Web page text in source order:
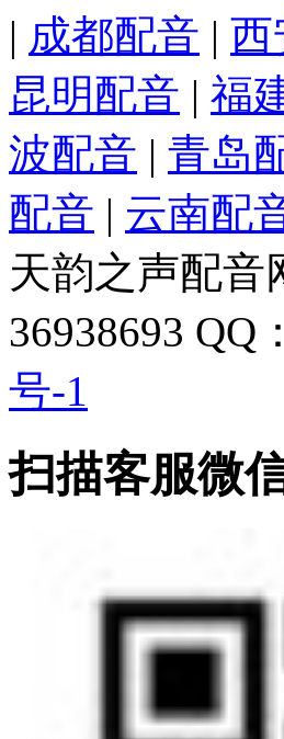
| 成都配音 | 西
昆明配音 | 福
波配音 | 青岛
配音 | 云南配
天韵之声配音
36938693 QQ
号-1
扫描客服微